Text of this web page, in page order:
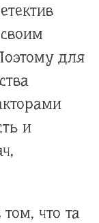
для
и
что та